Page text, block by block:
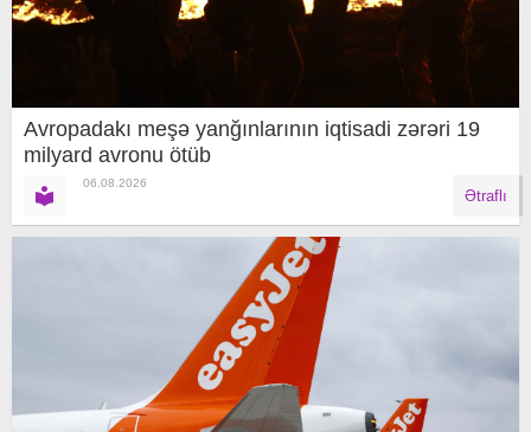
Avropadakı meşə yanğınlarının iqtisadi zərəri 19
milyard avronu ötüb
06.08.2026
Ətraflı